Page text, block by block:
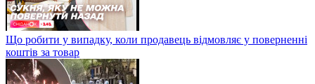
Що робити у випадку, коли продавець відмовляє у поверненні
коштів за товар